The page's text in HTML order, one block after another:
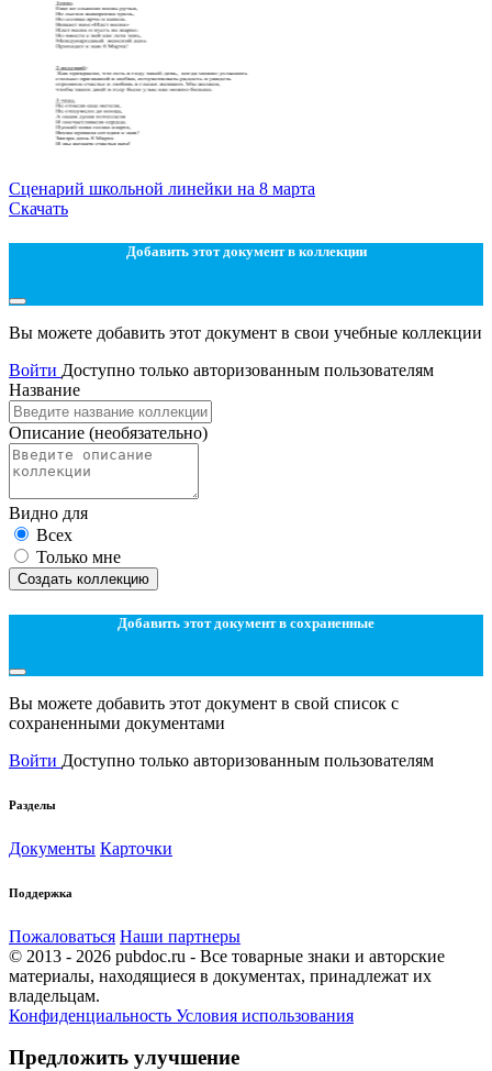
Сценарий школьной линейки на 8 марта
Скачать
Добавить этот документ в коллекции
Вы можете добавить этот документ в свои учебные коллекции
Войти Доступно только авторизованным пользователям
Название
Описание (необязательно)
Видно для
Всех
Только мне
Создать коллекцию
Добавить этот документ в сохраненные
Вы можете добавить этот документ в свой список с
сохраненными документами
Войти Доступно только авторизованным пользователям
Разделы
Документы Карточки
Поддержка
Пожаловаться Наши партнеры
© 2013 - 2026 pubdoc.ru - Все товарные знаки и авторские
материалы, находящиеся в документах, принадлежат их
владельцам.
Конфиденциальность Условия использования
Предложить улучшение